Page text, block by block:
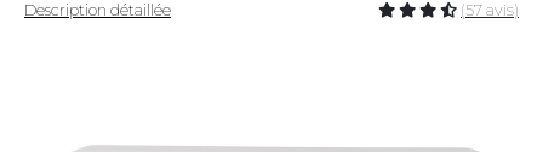
Description détaillée (57 avis)